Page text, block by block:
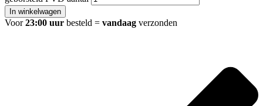
In winkelwagen
Voor23:00 uur besteld = vandaag verzonden